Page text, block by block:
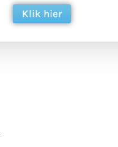
Klik hier